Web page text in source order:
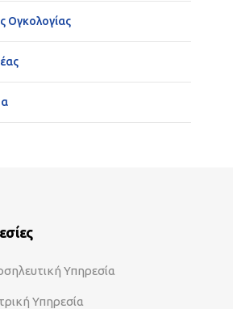
Ογκολογίας
Υπηρεσία
Υπηρεσία